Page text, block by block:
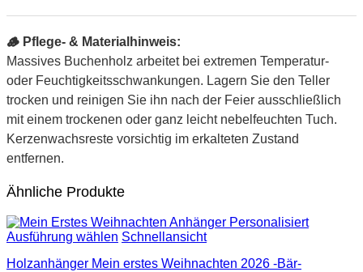
🪵 Pflege- & Materialhinweis:
Massives Buchenholz arbeitet bei extremen Temperatur-
oder Feuchtigkeitsschwankungen. Lagern Sie den Teller
trocken und reinigen Sie ihn nach der Feier ausschließlich
mit einem trockenen oder ganz leicht nebelfeuchten Tuch.
Kerzenwachsreste vorsichtig im erkalteten Zustand
entfernen.
Ähnliche Produkte
Ausführung wählen Schnellansicht
Holzanhänger Mein erstes Weihnachten 2026 -Bär-